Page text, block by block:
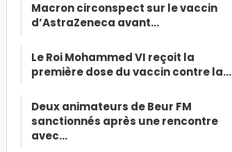
Macron circonspect sur le vaccin
d’AstraZeneca avant…
Le Roi Mohammed VI reçoit la
première dose du vaccin contre la…
Deux animateurs de Beur FM
sanctionnés après une rencontre
avec…